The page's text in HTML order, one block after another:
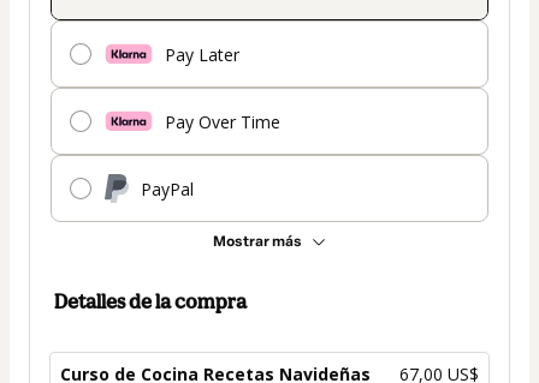
Pay Later
Pay Over Time
PayPal
Mostrar más
Detalles de la compra
Curso de Cocina Recetas Navideñas 67,00 US$